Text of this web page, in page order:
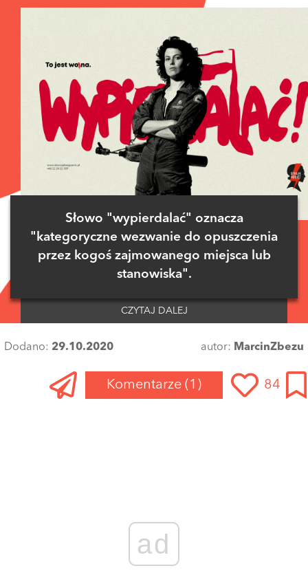
Słowo "wypierdalać" oznacza
"kategoryczne wezwanie do opuszczenia
przez kogoś zajmowanego miejsca lub
stanowiska".
CZYTAJ DALEJ
Dodano: 29.10.2020 autor: MarcinZbezu
Komentarze (1) 84
ad